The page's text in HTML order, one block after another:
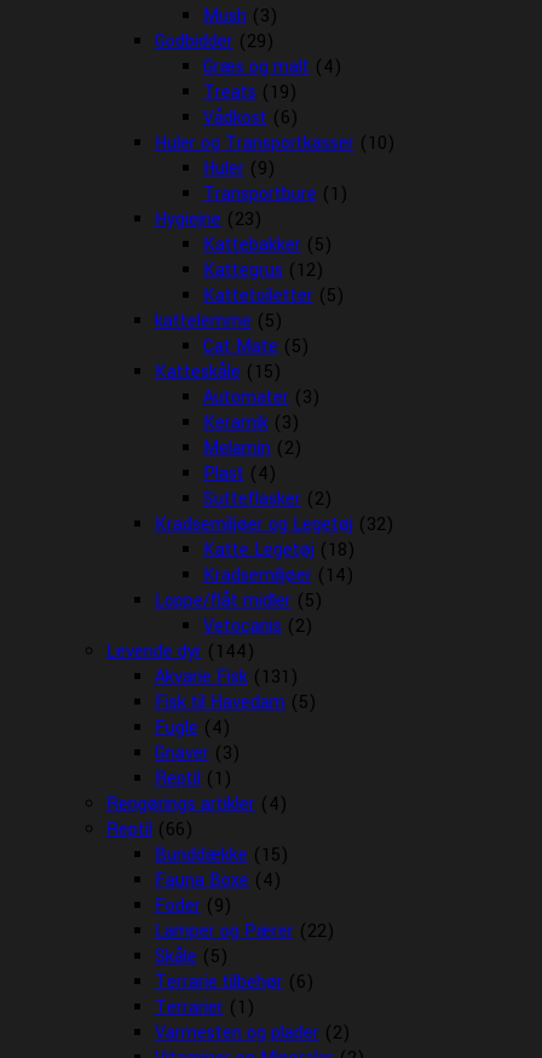
Mush (3)
Godbidder (29)
Græs og malt (4)
Treats (19)
Vådkost (6)
Huler og Transportkasser (10)
Huler (9)
Transportbure (1)
Hygiejne (23)
Kattebakker (5)
Kattegrus (12)
Kattetoiletter (5)
kattelemme (5)
Cat Mate (5)
Katteskåle (15)
Automater (3)
Keramik (3)
Melamin (2)
Plast (4)
Sutteflasker (2)
Kradsemiljøer og Legetøj (32)
Katte Legetøj (18)
Kradsemiljøer (14)
Loppe/flåt midler (5)
Vetocanis (2)
Levende dyr (144)
Akvarie Fisk (131)
Fisk til Havedam (5)
Fugle (4)
Gnaver (3)
Reptil (1)
Rengørings artikler (4)
Reptil (66)
Bunddække (15)
Fauna Boxe (4)
Foder (9)
Lamper og Pærer (22)
Skåle (5)
Terrarie tilbehør (6)
Terrarier (1)
Varmesten og plader (2)